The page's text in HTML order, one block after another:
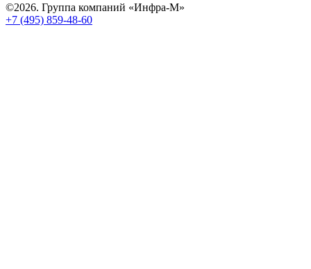
©2026. Группа компаний «Инфра-М»
+7 (495) 859-48-60